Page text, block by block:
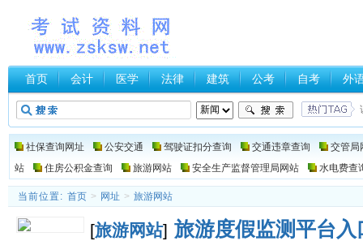
首页 会计 医学 法律 建筑 公考 自考 外
社保查询网址 公安交通 驾驶证扣分查询 交通违章查询
交管局
站
住房公积金查询 旅游网站 安全生产监督管理局网站 水电费查
当前位置: 首页 > 网址 > 旅游网站
[旅游网站] 旅游度假监测平台入